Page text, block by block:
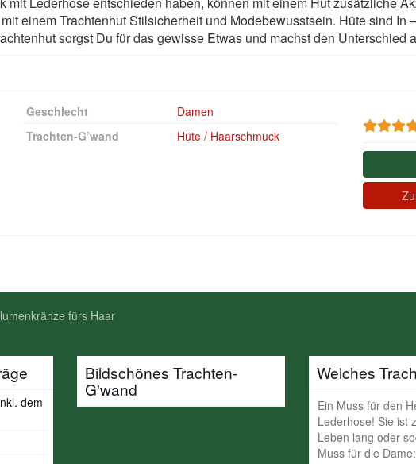
einem Trachtenhut Stilsicherheit und Modebewusstsein. Hüte sind In
sorgst Du für das gewisse Etwas und machst den Unterschied
Geschlecht
Damen
Trachten-G’wand
Hüte / Haarschmuck
fürs Haar
dem
Bildschönes Trachten-
G'wand
Welches
Ein Muss für den
Lederhose! Sie ist
Leben lang oder
Muss für die